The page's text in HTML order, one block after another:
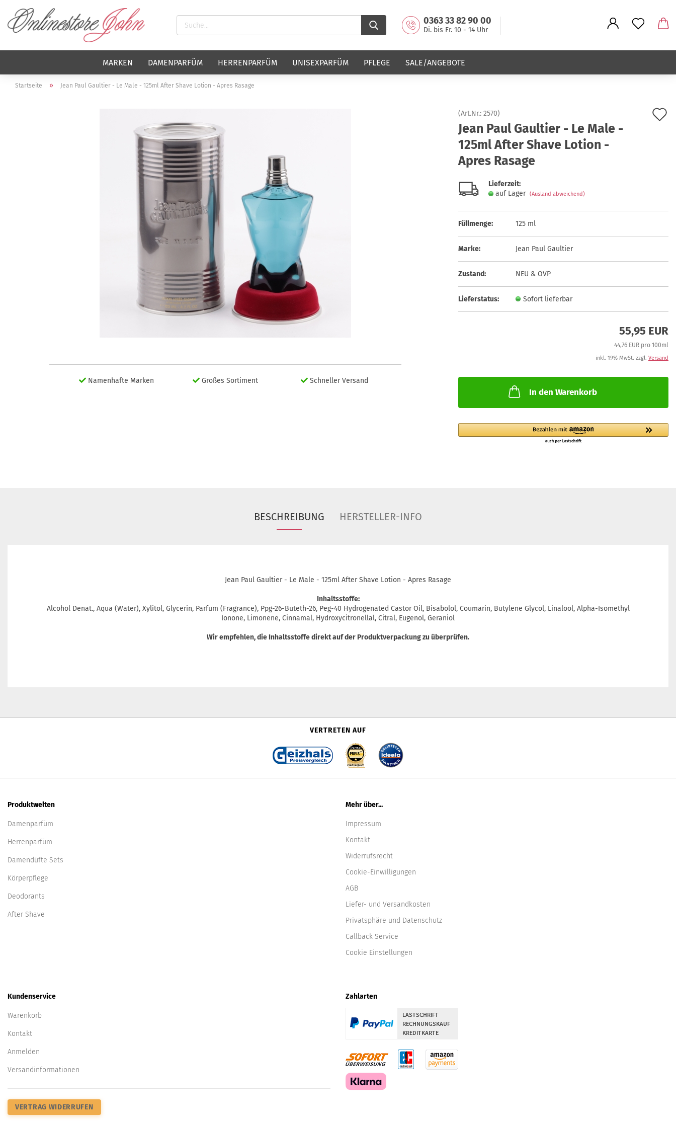
0363 33 82 90 00
Di. bis Fr. 10 - 14 Uhr
MARKEN DAMENPARFÜM HERRENPARFÜM UNISEXPARFÜM PFLEGE SALE/ANGEBOTE
Startseite » Jean Paul Gaultier - Le Male - 125ml After Shave Lotion - Apres Rasage
Namenhafte Marken Großes Sortiment Schneller Versand
(Art.Nr.: 2570)
Jean Paul Gaultier - Le Male -
125ml After Shave Lotion -
Apres Rasage
Lieferzeit:
auf Lager (Ausland abweichend)
Füllmenge: 125 ml
Marke: Jean Paul Gaultier
Zustand: NEU & OVP
Lieferstatus: Sofort lieferbar
55,95 EUR
44,76 EUR pro 100ml
inkl. 19% MwSt. zzgl. Versand
In den Warenkorb
BESCHREIBUNG HERSTELLER-INFO
Jean Paul Gaultier - Le Male - 125ml After Shave Lotion - Apres Rasage
Inhaltsstoffe:
Alcohol Denat., Aqua (Water), Xylitol, Glycerin, Parfum (Fragrance), Ppg-26-Buteth-26, Peg-40 Hydrogenated Castor Oil, Bisabolol, Coumarin, Butylene Glycol, Linalool, Alpha-Isomethyl
Ionone, Limonene, Cinnamal, Hydroxycitronellal, Citral, Eugenol, Geraniol
Wir empfehlen, die Inhaltsstoffe direkt auf der Produktverpackung zu überprüfen.
VERTRETEN AUF
Produktwelten
Damenparfüm
Herrenparfüm
Damendüfte Sets
Körperpflege
Deodorants
After Shave
Mehr über...
Impressum
Kontakt
Widerrufsrecht
Cookie-Einwilligungen
AGB
Liefer- und Versandkosten
Privatsphäre und Datenschutz
Callback Service
Cookie Einstellungen
Kundenservice
Warenkorb
Kontakt
Anmelden
Versandinformationen
VERTRAG WIDERRUFEN
Zahlarten